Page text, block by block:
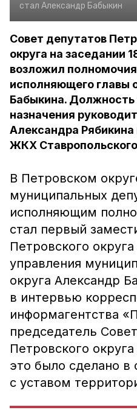
стал Александр Бабыкин
Совет депутатов
округа на заседании
возложил
исполняющего главы
Бабыкина.
назначения
Александра
ЖКХ
В Петровском
муниципальных
исполняющим
стал первый
Петровского
управления
округа Александр
в интервью
информагентства
председатель
Петровского
это было сделано в
с уставом